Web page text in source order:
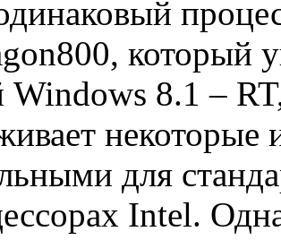
который
Windows 8.1 –
некоторые
для
Intel.